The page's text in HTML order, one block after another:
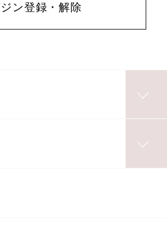
ン登録・解除